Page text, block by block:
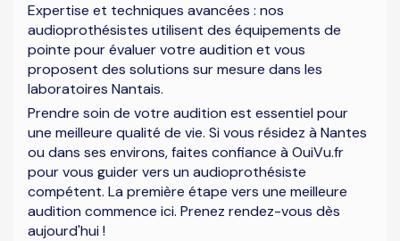
Expertise et techniques avancées : nos
audioprothésistes utilisent des équipements de
pointe pour évaluer votre audition et vous
proposent des solutions sur mesure dans les
laboratoires Nantais.
Prendre soin de votre audition est essentiel pour
une meilleure qualité de vie. Si vous résidez à Nantes
ou dans ses environs, faites confiance à OuiVu.fr
pour vous guider vers un audioprothésiste
compétent. La première étape vers une meilleure
audition commence ici. Prenez rendez-vous dès
aujourd'hui !